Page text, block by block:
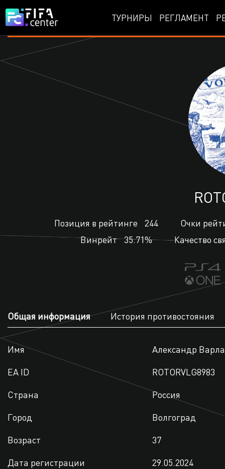
ТУРНИРЫ РЕГЛАМЕНТ
Позиция в рейтинге 244
Очки
Винрейт 35.71% Качество
Общая информация История противостояния
Имя
Александр
EA ID
ROTORVLG8983
Страна
Россия
Город
Волгоград
Возраст
37
Дата регистрации
29.05.2024